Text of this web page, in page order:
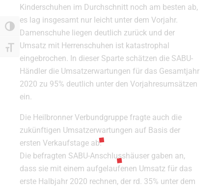
Umschalten auf hohe Kontraste
Schrift vergrößern
Kinderschuhen im Durchschnitt noch am besten ab,
es lag insgesamt nur leicht unter dem Vorjahr.
Damenschuhe liegen deutlich zurück und der
Umsatz mit Herrenschuhen ist katastrophal
eingebrochen. In dieser Sparte schätzen die SABU-
Händler die Umsatzerwartungen für das Gesamtjahr
2020 zu 95% deutlich unter den Vorjahresumsätzen
ein.
Die Heilbronner Verbundgruppe fragte auch die
zukünftigen Umsatzerwartungen auf Basis der
ersten Verkaufstage ab.
Die befragten SABU-Anschlusshäuser gaben an,
dass sie mit einem aufgelaufenen Umsatz für das
erste Halbjahr 2020 rechnen, der rd. 35% unter dem